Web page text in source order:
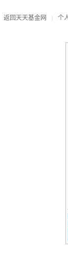
返回天天基金网 个